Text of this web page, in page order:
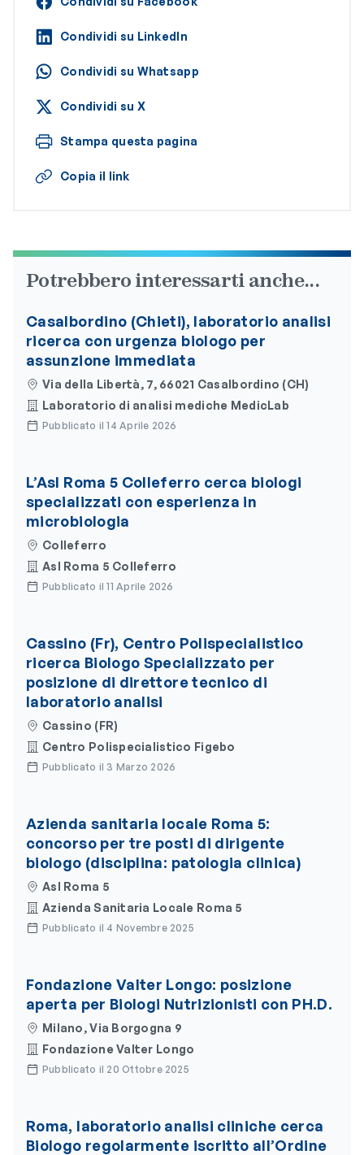
Condividi su LinkedIn
Condividi su Whatsapp
Condividi su X
Stampa questa pagina
Copia il link
Potrebbero interessarti anche...
Casalbordino (Chieti), laboratorio analisi
ricerca con urgenza biologo per
assunzione immediata
Via della Libertà, 7, 66021 Casalbordino (CH)
Laboratorio di analisi mediche MedicLab
Pubblicato il 14 Aprile 2026
L’Asl Roma 5 Colleferro cerca biologi
specializzati con esperienza in
microbiologia
Colleferro
Asl Roma 5 Colleferro
Pubblicato il 11 Aprile 2026
Cassino (Fr), Centro Polispecialistico
ricerca Biologo Specializzato per
posizione di direttore tecnico di
laboratorio analisi
Cassino (FR)
Centro Polispecialistico Figebo
Pubblicato il 3 Marzo 2026
Azienda sanitaria locale Roma 5:
concorso per tre posti di dirigente
biologo (disciplina: patologia clinica)
Asl Roma 5
Azienda Sanitaria Locale Roma 5
Pubblicato il 4 Novembre 2025
Fondazione Valter Longo: posizione
aperta per Biologi Nutrizionisti con PH.D.
Milano, Via Borgogna 9
Fondazione Valter Longo
Pubblicato il 20 Ottobre 2025
Roma, laboratorio analisi cliniche cerca
Biologo regolarmente iscritto all’Ordine